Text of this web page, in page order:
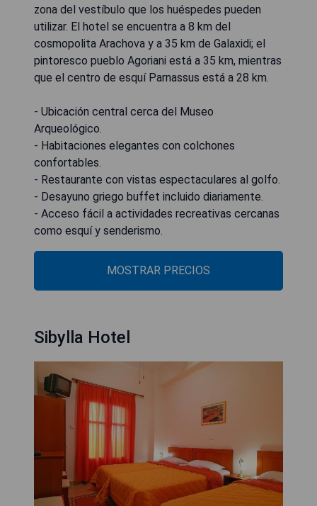
zona del vestíbulo que los huéspedes pueden
utilizar. El hotel se encuentra a 8 km del
cosmopolita Arachova y a 35 km de Galaxidi; el
pintoresco pueblo Agoriani está a 35 km, mientras
que el centro de esquí Parnassus está a 28 km.
- Ubicación central cerca del Museo
Arqueológico.
- Habitaciones elegantes con colchones
confortables.
- Restaurante con vistas espectaculares al golfo.
- Desayuno griego buffet incluido diariamente.
- Acceso fácil a actividades recreativas cercanas
como esquí y senderismo.
MOSTRAR PRECIOS
Sibylla Hotel